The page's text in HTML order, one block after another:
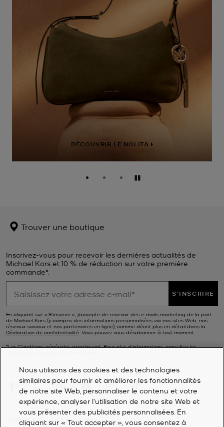
DÉCOUVRIR LE NOLITA
Pause
Trouver une boutique
Inscrivez-vous pour recevoir les dernières actualités de
Michael Kors et 10 % de réduction sur votre première
commande*.
S'INSCRIRE
En cliquant sur « S’inscrire », j’accepte de recevoir des e-mails marketing de la part
de Michael Kors (y compris des informations personnalisées via nos sites Web, nos
réseaux sociaux et nos partenaires en ligne), comme décrit plus en détail dans la
Déclaration de confidentialité. Vous pouvez vous désabonner à tout moment.
*Les Conditions générales sappliquent. Pour plus d’informations, consultez les
SERVICE À LA CLIENTÈLE
Nous utilisons des cookies et des technologies
similaires pour fournir et améliorer les fonctionnalités
de notre site Web, personnaliser le contenu et votre
expérience, analyser l'utilisation de notre site Web et
vous présenter des publicités personnalisées. En
cliquant sur « Tout accepter », vous consentez à